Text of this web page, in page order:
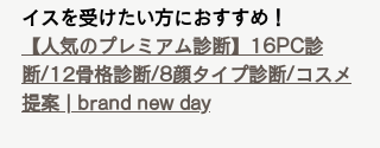
イスを受けたい方におすすめ！
【人気のプレミアム診断】16PC診
断/12骨格診断/8顔タイプ診断/コスメ
提案 | brand new day